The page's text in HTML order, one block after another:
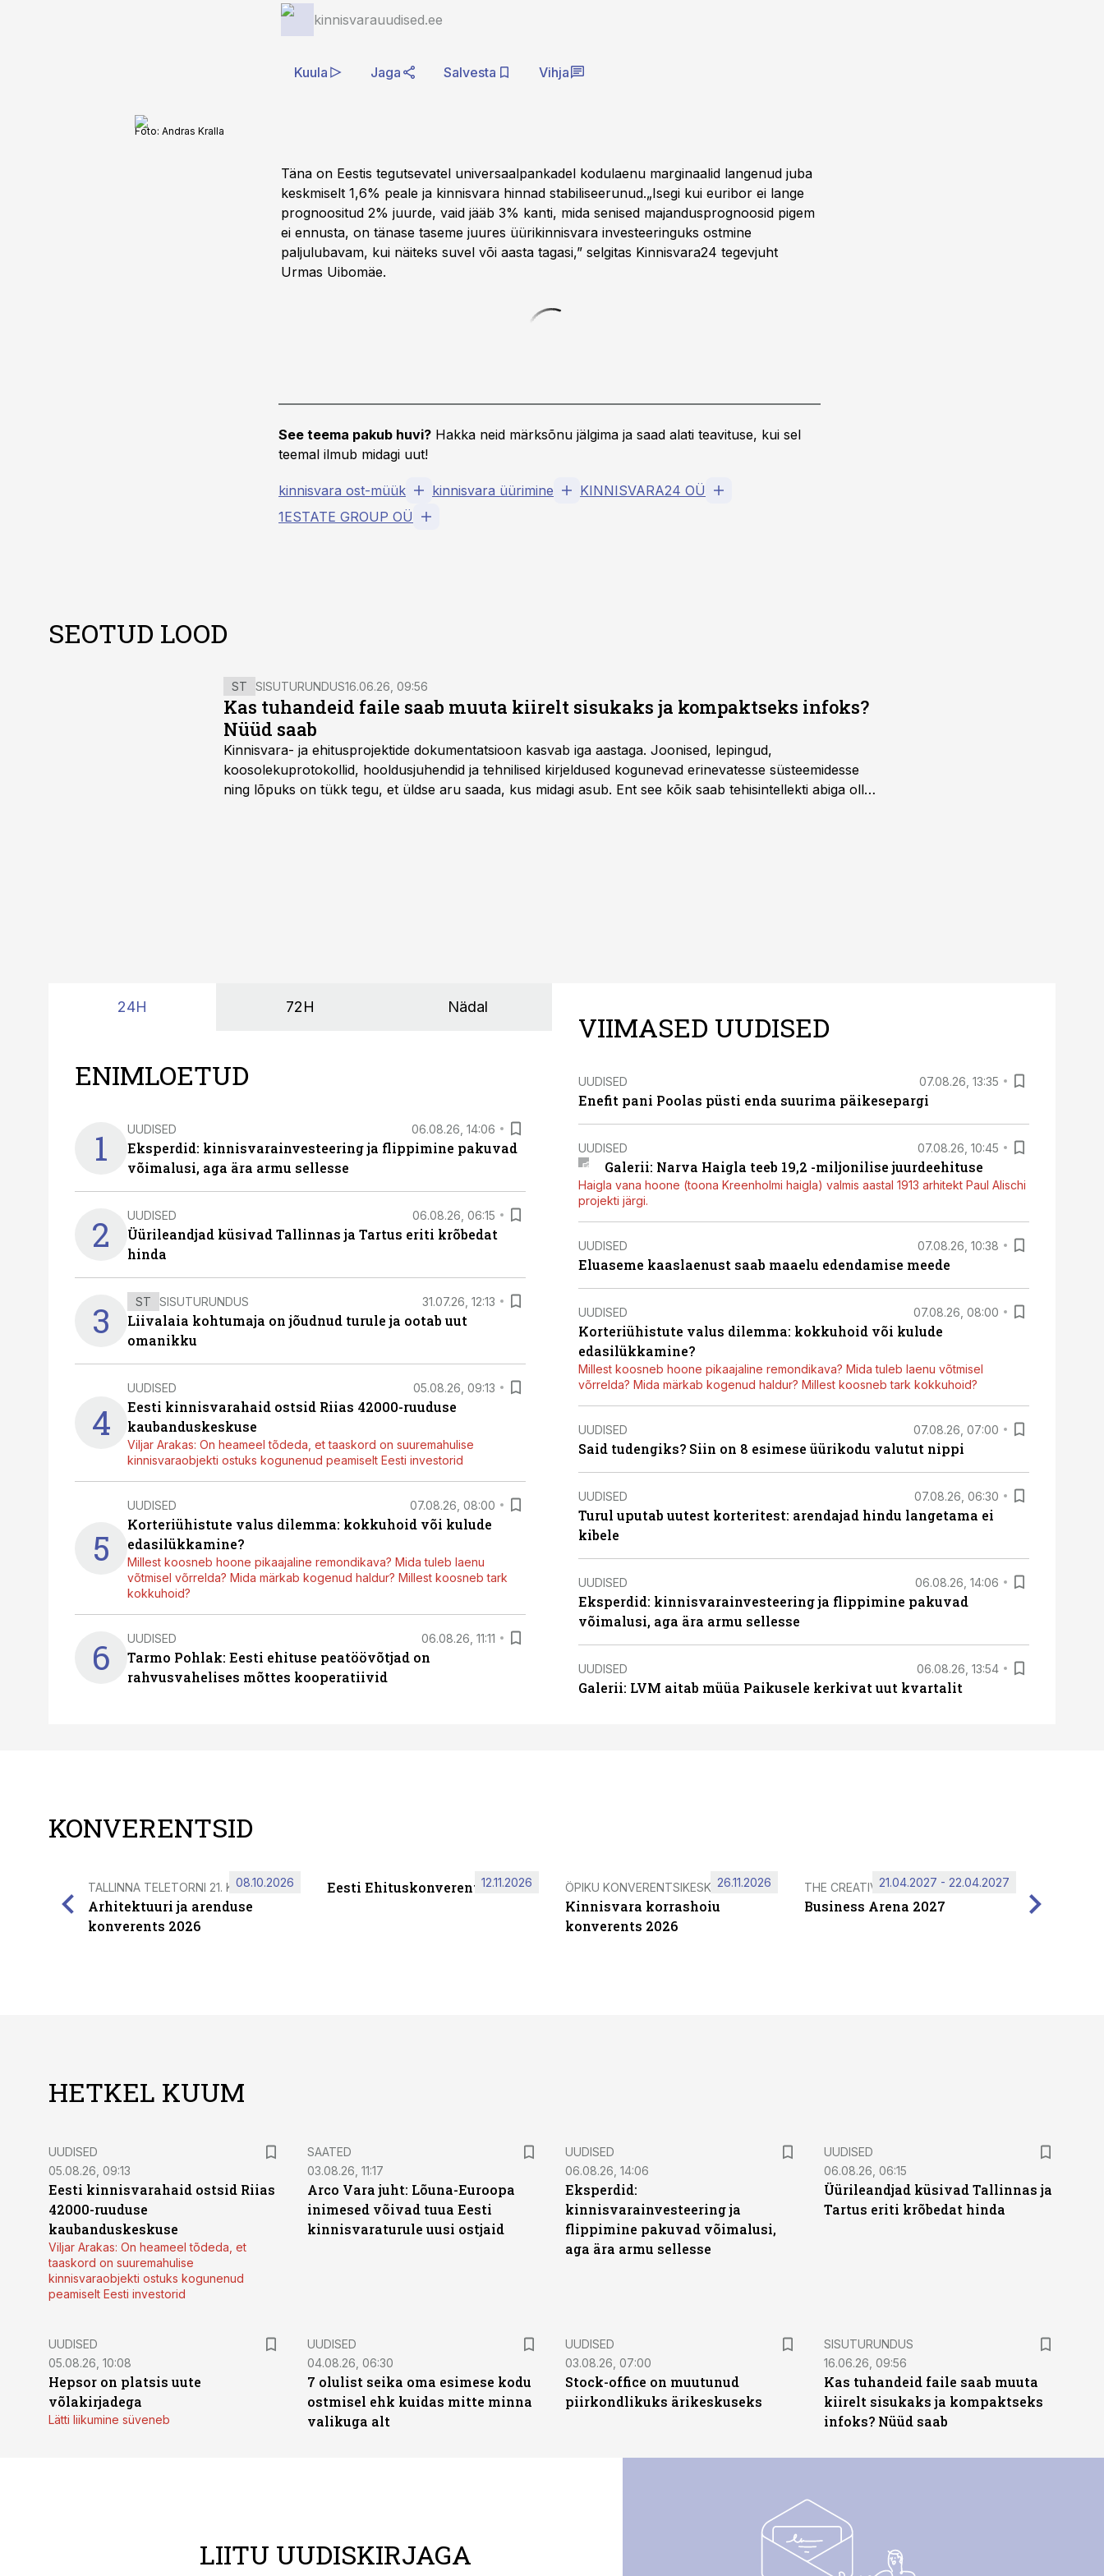
kinnisvarauudised.ee
Kuula Jaga Salvesta Vihja
Foto: Andras Kralla
Täna on Eestis tegutsevatel universaalpankadel kodulaenu marginaalid langenud juba
keskmiselt 1,6% peale ja kinnisvara hinnad stabiliseerunud.„Isegi kui euribor ei lange
prognoositud 2% juurde, vaid jääb 3% kanti, mida senised majandusprognoosid pigem
ei ennusta, on tänase taseme juures üürikinnisvara investeeringuks ostmine
paljulubavam, kui näiteks suvel või aasta tagasi,” selgitas Kinnisvara24 tegevjuht
Urmas Uibomäe.
See teema pakub huvi? Hakka neid märksõnu jälgima ja saad alati teavituse, kui sel
teemal ilmub midagi uut!
kinnisvara ost-müük kinnisvara üürimine
KINNISVARA24 OÜ
1ESTATE GROUP OÜ
SEOTUD LOOD
ST SISUTURUNDUS16.06.26, 09:56
Kas tuhandeid faile saab muuta kiirelt sisukaks ja kompaktseks infoks?
Nüüd saab
Kinnisvara- ja ehitusprojektide dokumentatsioon kasvab iga aastaga. Joonised, lepingud,
koosolekuprotokollid, hooldusjuhendid ja tehnilised kirjeldused kogunevad erinevatesse süsteemidesse
ning lõpuks on tükk tegu, et üldse aru saada, kus midagi asub. Ent see kõik saab tehisintellekti abiga olla
24H 72H Nädal
ENIMLOETUD
1 UUDISED 06.08.26, 14:06
Eksperdid: kinnisvarainvesteering ja flippimine pakuvad
võimalusi, aga ära armu sellesse
2 UUDISED 06.08.26, 06:15
Üürileandjad küsivad Tallinnas ja Tartus eriti krõbedat
hinda
3 ST SISUTURUNDUS 31.07.26, 12:13
Liivalaia kohtumaja on jõudnud turule ja ootab uut
omanikku
4
UUDISED 05.08.26, 09:13
Eesti kinnisvarahaid ostsid Riias 42000-ruuduse
kaubanduskeskuse
Viljar Arakas: On heameel tõdeda, et taaskord on suuremahulise
kinnisvaraobjekti ostuks kogunenud peamiselt Eesti investorid
5
UUDISED 07.08.26, 08:00
Korteriühistute valus dilemma: kokkuhoid või kulude
edasilükkamine?
Millest koosneb hoone pikaajaline remondikava? Mida tuleb laenu
võtmisel võrrelda? Mida märkab kogenud haldur? Millest koosneb tark
kokkuhoid?
6 UUDISED 06.08.26, 11:11
Tarmo Pohlak: Eesti ehituse peatöövõtjad on
rahvusvahelises mõttes kooperatiivid
VIIMASED UUDISED
UUDISED 07.08.26, 13:35
Enefit pani Poolas püsti enda suurima päikesepargi
UUDISED 07.08.26, 10:45
Galerii: Narva Haigla teeb 19,2 -miljonilise juurdeehituse
Haigla vana hoone (toona Kreenholmi haigla) valmis aastal 1913 arhitekt Paul Alischi
projekti järgi.
UUDISED 07.08.26, 10:38
Eluaseme kaaslaenust saab maaelu edendamise meede
UUDISED 07.08.26, 08:00
Korteriühistute valus dilemma: kokkuhoid või kulude
edasilükkamine?
Millest koosneb hoone pikaajaline remondikava? Mida tuleb laenu võtmisel
võrrelda? Mida märkab kogenud haldur? Millest koosneb tark kokkuhoid?
UUDISED 07.08.26, 07:00
Said tudengiks? Siin on 8 esimese üürikodu valutut nippi
UUDISED 07.08.26, 06:30
Turul uputab uutest korteritest: arendajad hindu langetama ei
kibele
UUDISED 06.08.26, 14:06
Eksperdid: kinnisvarainvesteering ja flippimine pakuvad
võimalusi, aga ära armu sellesse
UUDISED 06.08.26, 13:54
Galerii: LVM aitab müüa Paikusele kerkivat uut kvartalit
KONVERENTSID
TALLINNA TELETORNI 21. KORRUSEL
Arhitektuuri ja arenduse
konverents 2026
08.10.2026 Eesti Ehituskonverents 2026
12.11.2026 ÖPIKU KONVERENTSIKESKUS
Kinnisvara korrashoiu
konverents 2026
26.11.2026 THE CREATIVE HUB
Business Arena 2027
21.04.2027 - 22.04.2027
HETKEL KUUM
UUDISED
05.08.26, 09:13
Eesti kinnisvarahaid ostsid Riias
42000-ruuduse
kaubanduskeskuse
Viljar Arakas: On heameel tõdeda, et
taaskord on suuremahulise
kinnisvaraobjekti ostuks kogunenud
peamiselt Eesti investorid
SAATED
03.08.26, 11:17
Arco Vara juht: Lõuna-Euroopa
inimesed võivad tuua Eesti
kinnisvaraturule uusi ostjaid
UUDISED
06.08.26, 14:06
Eksperdid:
kinnisvarainvesteering ja
flippimine pakuvad võimalusi,
aga ära armu sellesse
UUDISED
06.08.26, 06:15
Üürileandjad küsivad Tallinnas ja
Tartus eriti krõbedat hinda
UUDISED
05.08.26, 10:08
Hepsor on platsis uute
võlakirjadega
Lätti liikumine süveneb
UUDISED
04.08.26, 06:30
7 olulist seika oma esimese kodu
ostmisel ehk kuidas mitte minna
valikuga alt
UUDISED
03.08.26, 07:00
Stock-office on muutunud
piirkondlikuks ärikeskuseks
ST
SISUTURUNDUS
16.06.26, 09:56
Kas tuhandeid faile saab muuta
kiirelt sisukaks ja kompaktseks
infoks? Nüüd saab
LIITU UUDISKIRJAGA